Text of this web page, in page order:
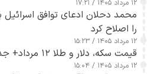
۱۲ مرداد ۱۴۰۵ / ۱۷:۲۱
محمد دحلان ادعای توافق
را اصلاح کرد
۱۲ مرداد ۱۴۰۵ / ۱۵:۲۳
قیمت سکه، دلار و طلا ۱۲ مرداد+ جدول
۱۲ مرداد ۱۴۰۵ / ۱۵:۰۴